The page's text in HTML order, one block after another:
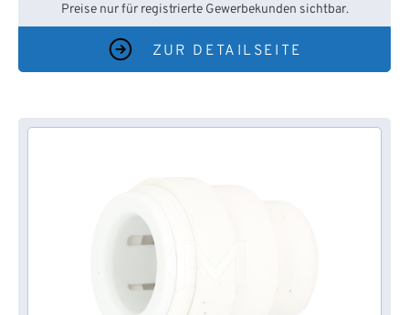
Preise nur für registrierte Gewerbekunden sichtbar.
ZUR DETAILSEITE